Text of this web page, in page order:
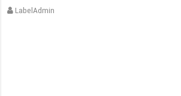
LabelAdmin